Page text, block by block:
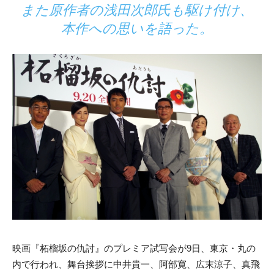
また原作者の浅田次郎氏も駆け付け、
本作への思いを語った。
映画『柘榴坂の仇討』のプレミア試写会が9日、東京・丸の
内で行われ、舞台挨拶に中井貴一、阿部寛、広末涼子、真飛